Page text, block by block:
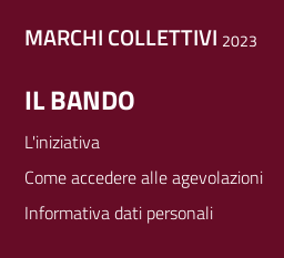
MARCHI COLLETTIVI 2023
Footer
Colonna
1
IL BANDO
L'iniziativa
Come accedere alle agevolazioni
Informativa dati personali